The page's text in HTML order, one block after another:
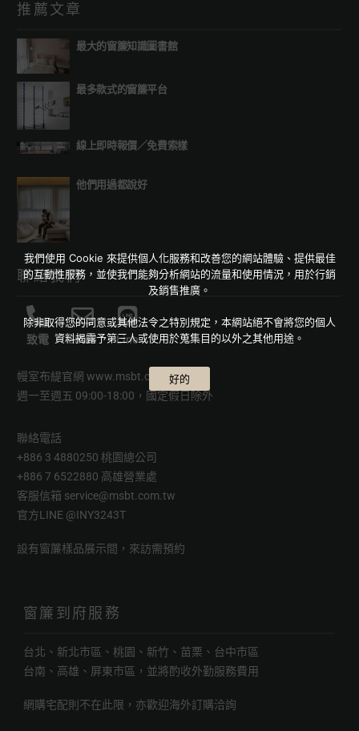
推薦文章
最大的窗簾知識圖書館
最多款式的窗簾平台
線上即時報價／免費索樣
他們用過都說好
聯絡我們
致電 Email Line
幔室布緹官網www.msbt.com.tw
週一至週五 09:00-18:00，國定假日除外
聯絡電話
+886 3 4880250 桃園總公司
+886 7 6522880 高雄營業處
客服信箱 service@msbt.com.tw
官方LINE @INY3243T
設有窗簾樣品展示間，來訪需預約
窗簾到府服務
台北、新北市區、桃園、新竹、苗栗、台中市區
台南、高雄、屏東市區，並將酌收外勤服務費用
網購宅配則不在此限，亦歡迎海外訂購洽詢
我們使用 Cookie 來提供個人化服務和改善您的網站體驗、提供最佳
的互動性服務，並使我們能夠分析網站的流量和使用情況，用於行銷
及銷售推廣。
除非取得您的同意或其他法令之特別規定，本網站絕不會將您的個人
資料揭露予第三人或使用於蒐集目的以外之其他用途。
好的